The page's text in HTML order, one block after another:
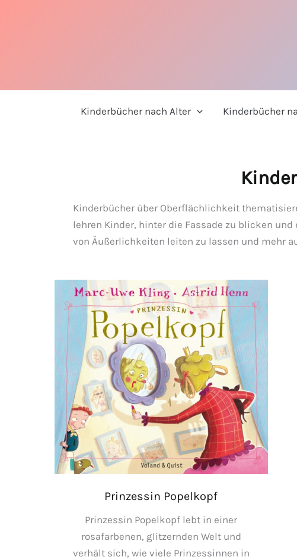
Kinderbücher nach Alter Kinderbücher
Kinderbücher über Oberflächlichkeit
lehren Kinder, hinter die Fassade zu blicken
von Äußerlichkeiten leiten zu lassen und mehr
Prinzessin Popelkopf
Prinzessin Popelkopf lebt in einer
rosafarbenen, glitzernden Welt und
verhält sich, wie viele Prinzessinnen in